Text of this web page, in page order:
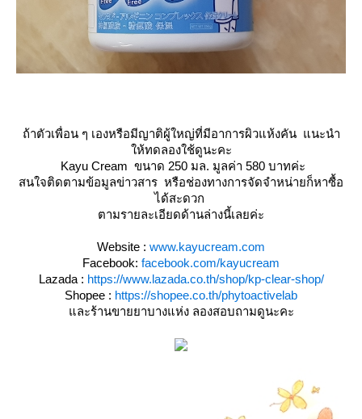
ถ้าตัวเพื่อน ๆ เองหรือมีญาติผู้ใหญ่ที่มีอาการผิวแห้งคัน แนะนำ
ห้ทดลองใช้ดูนะคะ
Kayu Cream ขนาด 250 มล. มูลค่า 580 บาทค่ะ
สนใจติดตามข้อมูลข่าวสาร หรือช่องทางการจัดจำหน่ายก็หาซื้อ
ได้สะดวก
ตามรายละเอียดด้านล่างนี้เลยค่ะ
Website : www.kayucream.com
Facebook: facebook.com/kayucream
Lazada : https://www.lazada.co.th/shop/kp-clear-shop/
Shopee : https://shopee.co.th/phytoactivelab
ละร้านขายยาบางแห่ง ลองสอบถามดูนะคะ